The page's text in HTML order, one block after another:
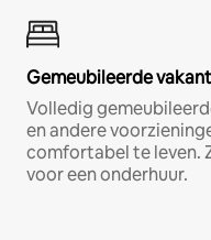
Gemeubileerde
Volledig
en andere
comfortabel te leven.
voor een onderhuur.